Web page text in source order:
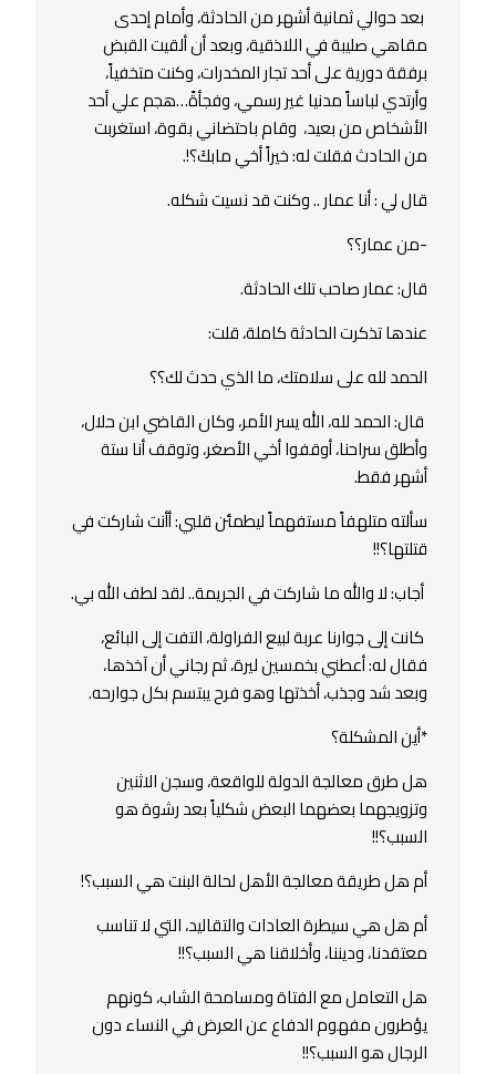
بعد حوالي ثمانية أشهر من الحادثة، وأمام إحدى
مقاهي صليبة في اللاذقية، وبعد أن ألقيت القبض
برفقة دورية على أحد تجار المخدرات، وكنت متخفياً،
وأرتدي لباساً مدنيا غير رسمي، وفجأةً…هجم علي أحد
الأشخاص من بعيد، وقام باحتضاني بقوة، استغربت
من الحادث فقلت له: خيراً أخي مابكَ؟!.
قال لي : أنا عمار .. وكنت قد نسيت شكله.
-من عمار؟؟
قال: عمار صاحب تلك الحادثة.
عندها تذكرت الحادثة كاملة، قلت:
الحمد لله على سلامتك، ما الذي حدث لك؟؟
قال: الحمد لله، الله يسر الأمر، وكان القاضي ابن حلال،
وأطلق سراحنا، أوقفوا أخي الأصغر، وتوقف أنا ستة
أشهر فقط.
سألته متلهفاً مستفهماً ليطمئن قلبي: أأنت شاركت في
قتلتها؟!!
أجاب: لا والله ما شاركت في الجريمة.. لقد لطف الله بي.
كانت إلى جوارنا عربة لبيع الفراولة، التفت إلى البائع،
فقال له: أعطني بخمسين ليرة، ثم رجاني أن آخذها،
وبعد شد وجذب، أخذتها وهو فرح يبتسم بكل جوارحه.
*أين المشكلة؟
هل طرق معالجة الدولة للواقعة، وسجن الاثنين
وتزويجهما بعضهما البعض شكلياً بعد رشوة هو
السبب؟!!
أم هل طريقة معالجة الأهل لحالة البنت هي السبب؟!
أم هل هي سيطرة العادات والتقاليد، التي لا تناسب
معتقدنا، وديننا، وأخلاقنا هي السبب؟!!
هل التعامل مع الفتاة ومسامحة الشاب، كونهم
يؤطرون مفهوم الدفاع عن العرض في النساء دون
الرجال هو السبب؟!!